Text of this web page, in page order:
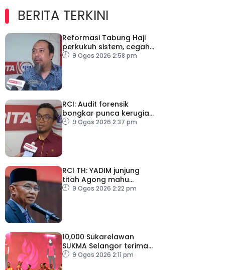
BERITA TERKINI
Reformasi Tabung Haji
perkukuh sistem, cegah
kesilapan berulang
9 Ogos 2026 2:58 pm
RCI: Audit forensik
bongkar punca kerugian,
kelemahan tadbir urus TH
9 Ogos 2026 2:37 pm
RCI TH: YADIM junjung
titah Agong mahu
siasatan tanpa
9 Ogos 2026 2:22 pm
10,000 Sukarelawan
SUKMA Selangor terima
elaun RM100 sehari
9 Ogos 2026 2:11 pm